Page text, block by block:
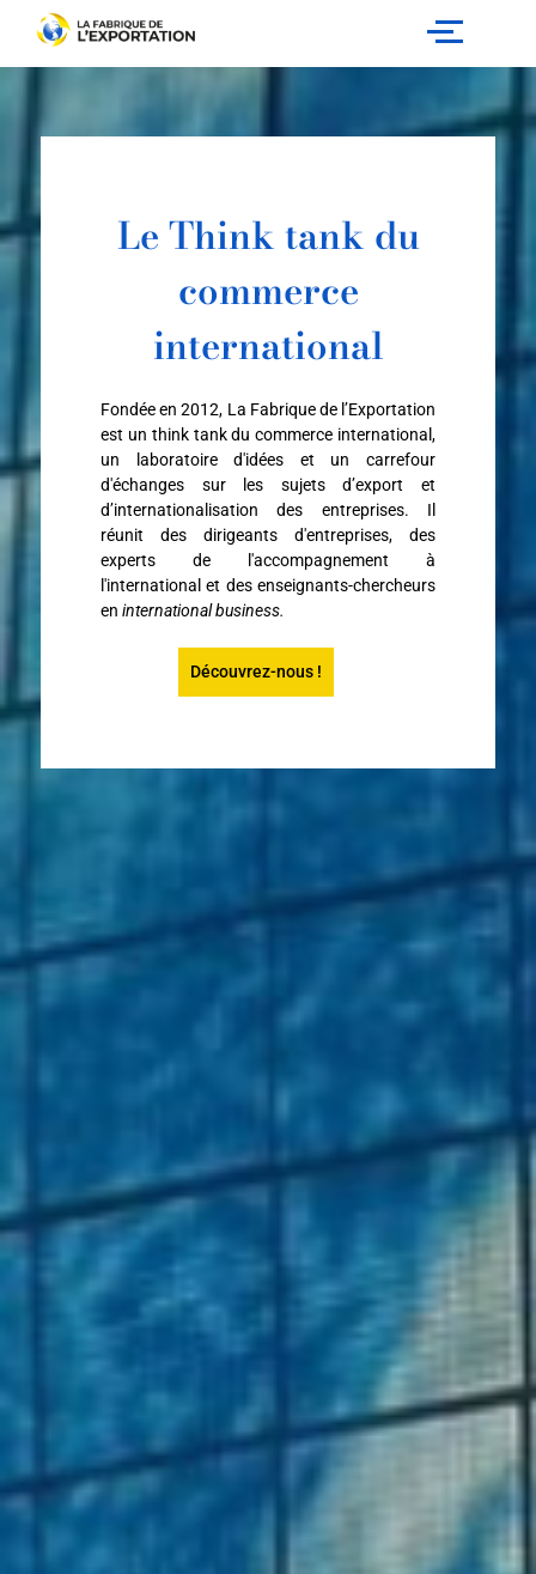
Le Think tank du
commerce
international
Fondée en 2012, La Fabrique de l’Exportation
est un think tank du commerce international,
un laboratoire d'idées et un carrefour
d'échanges sur les sujets d’export et
d’internationalisation des entreprises. Il
réunit des dirigeants d'entreprises, des
experts de l'accompagnement à
l'international et des enseignants-chercheurs
en international business.
Découvrez-nous !